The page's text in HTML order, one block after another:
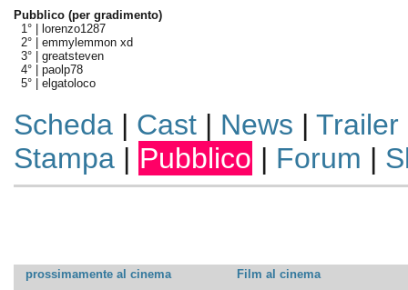
Pubblico (per gradimento)
1° |
lorenzo1287
2° | emmylemmon xd
3° | greatsteven
4° | paolp78
5° | elgatoloco
Scheda| Cast| News | Trailer
Stampa| Pubblico | Forum |
prossimamente al cinema
Film al cinema